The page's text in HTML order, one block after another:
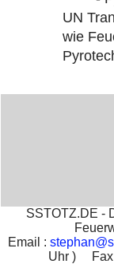
UN
wie
SSTOTZ.DE -
Email :
Uhr ) Fax